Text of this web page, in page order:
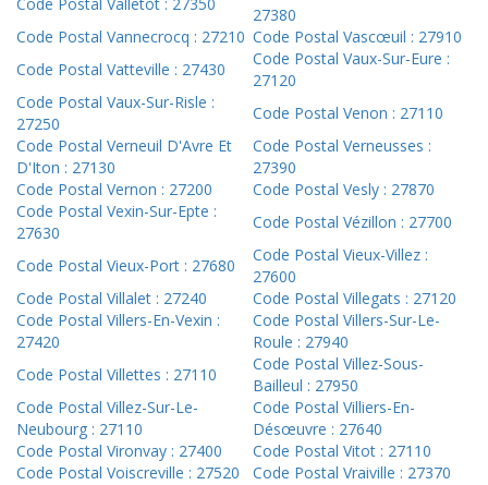
Code Postal Valletot : 27350
27380
Code Postal Vannecrocq : 27210 Code Postal Vascœuil : 27910
Code Postal Vatteville : 27430
Code Postal Vaux-Sur-Eure :
27120
Code Postal Vaux-Sur-Risle :
27250
Code Postal Venon : 27110
Code Postal Verneuil D'Avre Et
D'Iton : 27130
Code Postal Verneusses :
27390
Code Postal Vernon : 27200
Code Postal Vesly : 27870
Code Postal Vexin-Sur-Epte :
27630
Code Postal Vézillon : 27700
Code Postal Vieux-Port : 27680
Code Postal Vieux-Villez :
27600
Code Postal Villalet : 27240
Code Postal Villegats : 27120
Code Postal Villers-En-Vexin :
27420
Code Postal Villers-Sur-Le-
Roule : 27940
Code Postal Villettes : 27110
Code Postal Villez-Sous-
Bailleul : 27950
Code Postal Villez-Sur-Le-
Neubourg : 27110
Code Postal Villiers-En-
Désœuvre : 27640
Code Postal Vironvay : 27400
Code Postal Vitot : 27110
Code Postal Voiscreville : 27520
Code Postal Vraiville : 27370